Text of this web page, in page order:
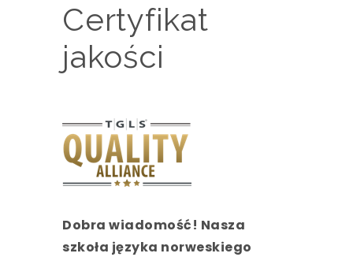
Certyfikat
jakości
Dobra wiadomość! Nasza
szkoła języka norweskiego